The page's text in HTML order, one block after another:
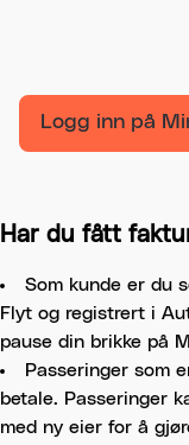
Logg inn på
Har du fått
Som kunde er du
Flyt og registrert i
pause din brikke på
Passeringer som
betale. Passeringer
med ny eier for å